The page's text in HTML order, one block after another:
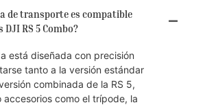
de transporte es compatible
RS 5 Combo?
está diseñada con precisión
tanto a la versión estándar
combinada de la RS 5,
accesorios como el trípode, la